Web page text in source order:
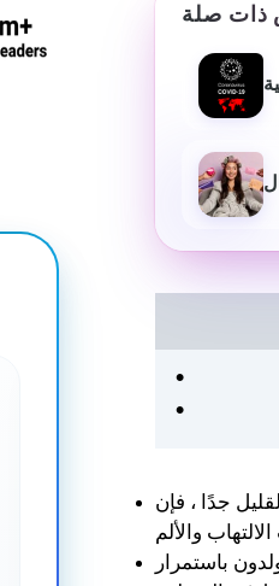
صلة
جدًا ، فإن
باستمرار
سانجاميش جي
ومعلومات احترافية عالية